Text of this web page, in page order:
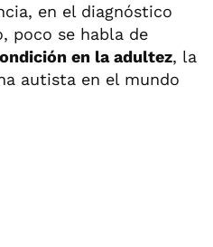
en el diagnóstico
poco se habla de
en la adultez, la
autista en el mundo